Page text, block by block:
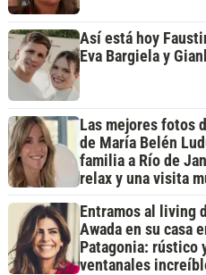
Así está hoy
Eva Bargiela y
Las mejores fotos
de María Belén
familia a Río de
relax y una visita
Entramos al living
Awada en su casa
Patagonia: rústico
ventanales